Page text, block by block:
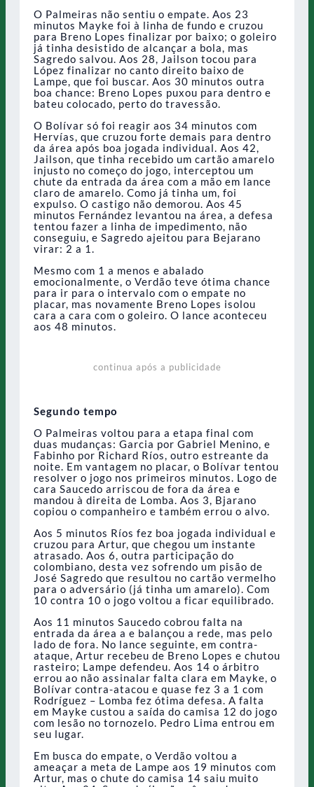
O Palmeiras não sentiu o empate. Aos 23
minutos Mayke foi à linha de fundo e cruzou
para Breno Lopes finalizar por baixo; o goleiro
já tinha desistido de alcançar a bola, mas
Sagredo salvou. Aos 28, Jailson tocou para
López finalizar no canto direito baixo de
Lampe, que foi buscar. Aos 30 minutos outra
boa chance: Breno Lopes puxou para dentro e
bateu colocado, perto do travessão.
O Bolívar só foi reagir aos 34 minutos com
Hervías, que cruzou forte demais para dentro
da área após boa jogada individual. Aos 42,
Jailson, que tinha recebido um cartão amarelo
injusto no começo do jogo, interceptou um
chute da entrada da área com a mão em lance
claro de amarelo. Como já tinha um, foi
expulso. O castigo não demorou. Aos 45
minutos Fernández levantou na área, a defesa
tentou fazer a linha de impedimento, não
conseguiu, e Sagredo ajeitou para Bejarano
virar: 2 a 1.
Mesmo com 1 a menos e abalado
emocionalmente, o Verdão teve ótima chance
para ir para o intervalo com o empate no
placar, mas novamente Breno Lopes isolou
cara a cara com o goleiro. O lance aconteceu
aos 48 minutos.
continua após a publicidade
Segundo tempo
O Palmeiras voltou para a etapa final com
duas mudanças: Garcia por Gabriel Menino, e
Fabinho por Richard Ríos, outro estreante da
noite. Em vantagem no placar, o Bolívar tentou
resolver o jogo nos primeiros minutos. Logo de
cara Saucedo arriscou de fora da área e
mandou à direita de Lomba. Aos 3, Bjarano
copiou o companheiro e também errou o alvo.
Aos 5 minutos Ríos fez boa jogada individual e
cruzou para Artur, que chegou um instante
atrasado. Aos 6, outra participação do
colombiano, desta vez sofrendo um pisão de
José Sagredo que resultou no cartão vermelho
para o adversário (já tinha um amarelo). Com
10 contra 10 o jogo voltou a ficar equilibrado.
Aos 11 minutos Saucedo cobrou falta na
entrada da área a e balançou a rede, mas pelo
lado de fora. No lance seguinte, em contra-
ataque, Artur recebeu de Breno Lopes e chutou
rasteiro; Lampe defendeu. Aos 14 o árbitro
errou ao não assinalar falta clara em Mayke, o
Bolívar contra-atacou e quase fez 3 a 1 com
Rodríguez – Lomba fez ótima defesa. A falta
em Mayke custou a saída do camisa 12 do jogo
com lesão no tornozelo. Pedro Lima entrou em
seu lugar.
Em busca do empate, o Verdão voltou a
ameaçar a meta de Lampe aos 19 minutos com
Artur, mas o chute do camisa 14 saiu muito